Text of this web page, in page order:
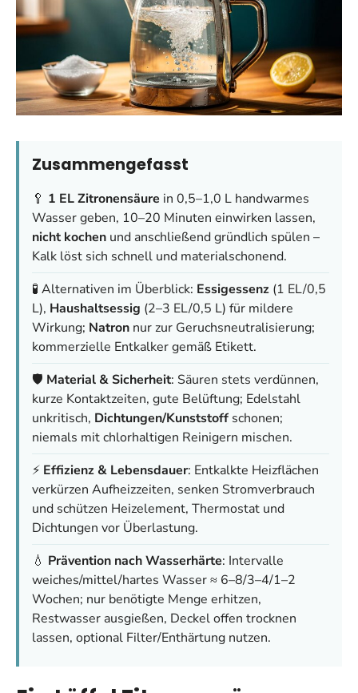
Zusammengefasst
🥄 1 EL Zitronensäure in 0,5–1,0 L handwarmes
Wasser geben, 10–20 Minuten einwirken lassen,
nicht kochen und anschließend gründlich spülen –
Kalk löst sich schnell und materialschonend.
🧪 Alternativen im Überblick: Essigessenz (1 EL/0,5
L), Haushaltsessig (2–3 EL/0,5 L) für mildere
Wirkung; Natron nur zur Geruchsneutralisierung;
kommerzielle Entkalker gemäß Etikett.
🛡️ Material & Sicherheit: Säuren stets verdünnen,
kurze Kontaktzeiten, gute Belüftung; Edelstahl
unkritisch, Dichtungen/Kunststoff schonen;
niemals mit chlorhaltigen Reinigern mischen.
⚡ Effizienz & Lebensdauer: Entkalkte Heizflächen
verkürzen Aufheizzeiten, senken Stromverbrauch
und schützen Heizelement, Thermostat und
Dichtungen vor Überlastung.
💧 Prävention nach Wasserhärte: Intervalle
weiches/mittel/hartes Wasser ≈ 6–8/3–4/1–2
Wochen; nur benötigte Menge erhitzen,
Restwasser ausgießen, Deckel offen trocknen
lassen, optional Filter/Enthärtung nutzen.